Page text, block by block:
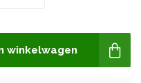
winkelwagen